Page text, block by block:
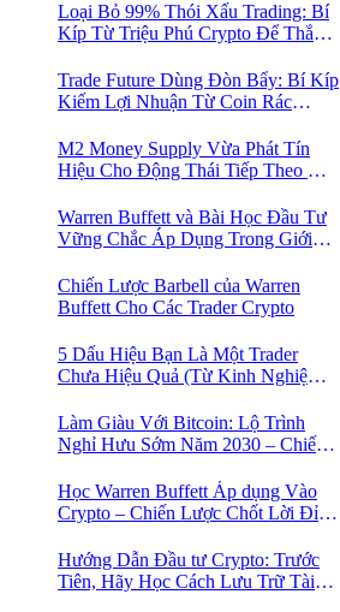
Loại Bỏ 99% Thói Xấu Trading: Bí
Kíp Từ Triệu Phú Crypto Để Thắng
Trade Future Dùng Đòn Bẩy: Bí Kíp
Kiếm Lợi Nhuận Từ Coin Rác
Bán Khống
M2 Money Supply Vừa Phát Tín
Hiệu Cho Động Thái Tiếp Theo Của
Trader Đang Bỏ Lỡ! 🚀
Warren Buffett và Bài Học Đầu Tư
Vững Chắc Áp Dụng Trong Giới
Chiến Lược Barbell của Warren
Buffett Cho Các Trader Crypto
5 Dấu Hiệu Bạn Là Một Trader
Chưa Hiệu Quả (Từ Kinh Nghiệm
Làm Giàu Với Bitcoin: Lộ Trình
Nghỉ Hưu Sớm Năm 2030 – Chiến
Học Warren Buffett Áp dụng Vào
Crypto – Chiến Lược Chốt Lời Đỉnh
Hướng Dẫn Đầu tư Crypto: Trước
Tiên, Hãy Học Cách Lưu Trữ Tài